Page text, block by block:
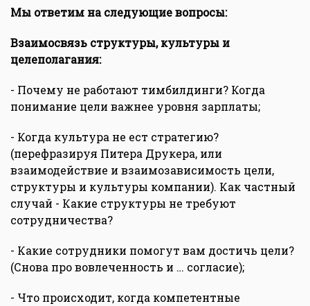
Мы ответим на следующие вопросы:
Взаимосвязь структуры, культуры и
целеполагания:
- Почему не работают тимбилдинги? Когда
понимание цели важнее уровня зарплаты;
- Когда культура не ест стратегию?
(перефразируя Питера Друкера, или
взаимодействие и взаимозависимость цели,
структуры и культуры компании). Как частный
случай - Какие структуры не требуют
сотрудничества?
- Какие сотрудники помогут вам достичь цели?
(Снова про вовлеченность и … согласие);
- Что происходит, когда компетентные